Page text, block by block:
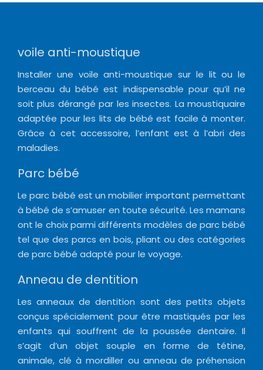
voile anti-moustique
Installer une voile anti-moustique sur le lit ou le
berceau du bébé est indispensable pour qu’il ne
soit plus dérangé par les insectes. La moustiquaire
adaptée pour les lits de bébé est facile à monter.
Grâce à cet accessoire, l’enfant est à l’abri des
maladies.
Parc bébé
Le parc bébé est un mobilier important permettant
à bébé de s’amuser en toute sécurité. Les mamans
ont le choix parmi différents modèles de parc bébé
tel que des parcs en bois, pliant ou des catégories
de parc bébé adapté pour le voyage.
Anneau de dentition
Les anneaux de dentition sont des petits objets
conçus spécialement pour être mastiqués par les
enfants qui souffrent de la poussée dentaire. Il
s’agit d’un objet souple en forme de tétine,
animale, clé à mordiller ou anneau de préhension